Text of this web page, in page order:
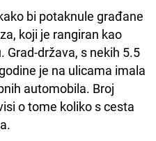
bi potaknule građane
koji je rangiran kao
Grad-država, s nekih 5.5
je na ulicama imala
automobila. Broj
o tome koliko s cesta